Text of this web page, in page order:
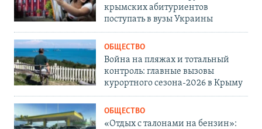
крымских абитуриентов
поступать в вузы Украины
ОБЩЕСТВО
Война на пляжах и тотальный
контроль: главные вызовы
курортного сезона-2026 в Крыму
ОБЩЕСТВО
«Отдых с талонами на бензин»: